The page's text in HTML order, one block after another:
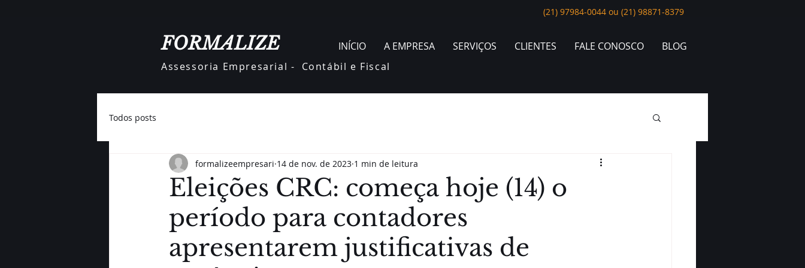
(21) 97984-0044 ou (21) 98871-8379
FORMALIZE INÍCIO A EMPRESA SERVIÇOS CLIENTES FALE CONOSCO
BLOG
Assessoria Empresarial - Contábil e Fiscal
Todos posts
Eleições CRC: começa hoje (14) o
período para contadores
apresentarem justificativas de
formalizeempresari 14 de nov. de 2023 1 min de leitura